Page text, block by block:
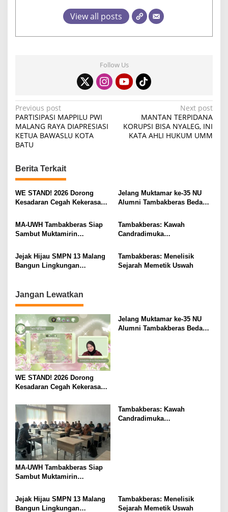
View all posts
Follow Us
P
o
s
n
a
v
g
a
t
i
n
Previous post
PARTISIPASI MAPPILU PWI
MALANG RAYA DIAPRESIASI
KETUA BAWASLU KOTA
BATU
Next post
MANTAN TERPIDANA
KORUPSI BISA NYALEG, INI
KATA AHLI HUKUM UMM
Berita Terkait
WE STAND! 2026 Dorong
Kesadaran Cegah Kekerasan
Jelang Muktamar ke-35 NU
Alumni Tambakberas Bedah
MA-UWH Tambakberas Siap
Sambut Muktamirin
Tambakberas: Kawah
Candradimuka
Ulama
Jejak Hijau SMPN 13 Malang
Bangun Lingkungan
Tambakberas: Menelisik
Sejarah Memetik Uswah
Jangan Lewatkan
WE STAND! 2026 Dorong
Kesadaran Cegah Kekerasan
Jelang Muktamar ke-35 NU
Alumni Tambakberas Bedah
MA-UWH Tambakberas Siap
Sambut Muktamirin
Tambakberas: Kawah
Candradimuka
Jejak Hijau SMPN 13 Malang
Bangun Lingkungan
Tambakberas: Menelisik
Sejarah Memetik Uswah